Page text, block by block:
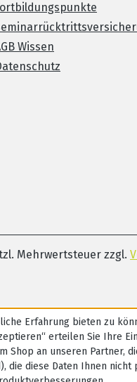
Wissen
Mehrwertsteuer zzgl.
Erfahrung bieten zu
erteilen Sie Ihre
Shop an unseren Partner,
die diese Daten Ihnen nicht